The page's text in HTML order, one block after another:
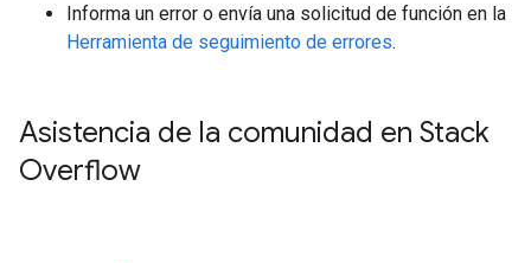
Informa un error o envía una solicitud de función en la
Herramienta de seguimiento de errores.
Asistencia de la comunidad en Stack
Overflow